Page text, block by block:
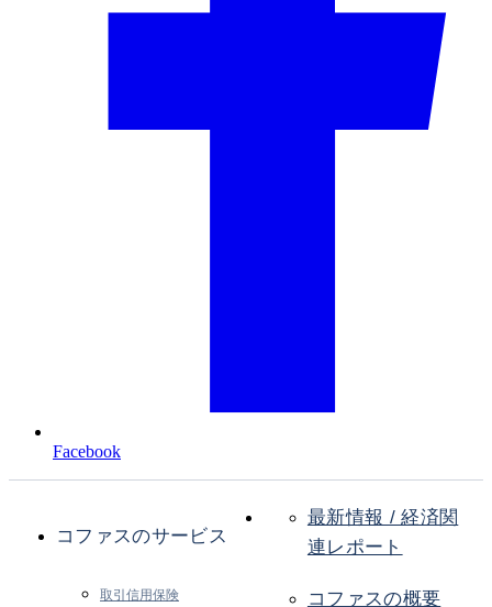
Facebook
コファスのサービス
取引信用保険
最新情報 / 経済関
連レポート
コファスの概要